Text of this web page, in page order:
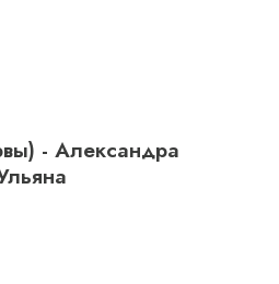
- Александра